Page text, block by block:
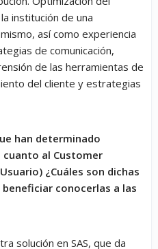
institución de una
así como experiencia
de comunicación,
de las herramientas de
del cliente y estrategias
han determinado
al Customer
¿Cuáles son dichas
conocerlas a las
solución en SAS, que da